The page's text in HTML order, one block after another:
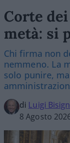
Corte
metà: si
Chi firma non
nemmeno. La
solo punire,
di Luigi
8 Agosto